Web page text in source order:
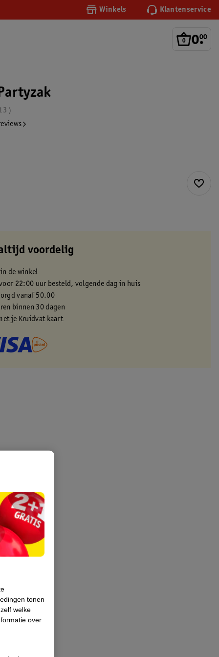
Winkels Klantenservice
0.
00
voordelig
de winkel
22:00 uur besteld, volgende dag in huis
vanaf 50.00
binnen 30 dagen
je Kruidvat kaart
tonen
welke
over